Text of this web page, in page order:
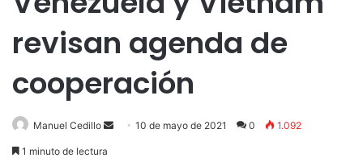
revisan agenda de
cooperación
Manuel Cedillo
Send10 de mayo de 2021 0 1.092
1 minuto de lectura